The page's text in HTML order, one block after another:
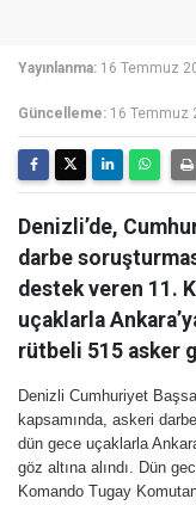
Yayınlanma: 16 Temmuz
Güncelleme: 16 Temmuz
Denizli’de,
darbe
destek veren 11.
uçaklarla
rütbeli 515 asker
Denizli Cumhuriyet
kapsamında, askeri
dün gece uçaklarla
göz altına alındı. Dün
Komando Tugay